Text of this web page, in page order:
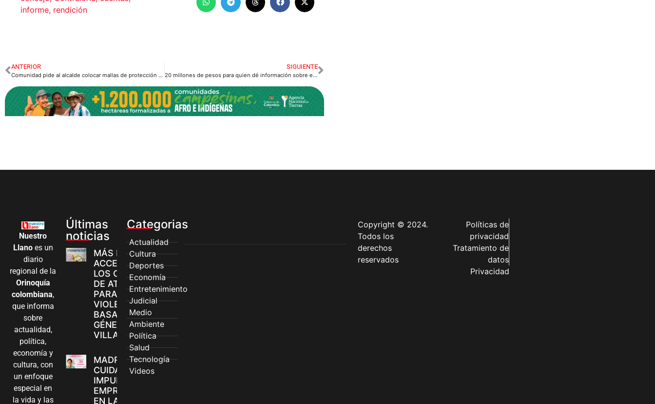
informe, rendición
ANTERIOR
Comunidad pide al alcalde colocar mallas de protección sobre el puente del Galán.
SIGUIENTE
20 millones de pesos para quien dé información sobre el paradero del presunto abusador.
Nuestro
Llanoes un
diario
regional de la
Orinoquía
colombiana,
que informa
sobre
actualidad,
política,
economía y
cultura, con
un enfoque
especial en
la vida y las
Últimas
noticias
MÁS MUJERES
ACCEDEN A
LOS CANALES
DE ATENCIÓN
PARA
VIOLENCIAS
BASADAS EN
GÉNERO EN
VILLAVICENCIO
MADRES
CUIDADORAS
IMPULSAN SUS
EMPRENDIMIENTOS
EN LA FERIA
Categorias
Actualidad
Cultura
Deportes
Economía
Entretenimiento
Judicial
Medio
Ambiente
Política
Salud
Tecnología
Videos
Copyright © 2024.
Todos los
derechos
reservados
Políticas de
privacidad
Tratamiento de
datos
Privacidad